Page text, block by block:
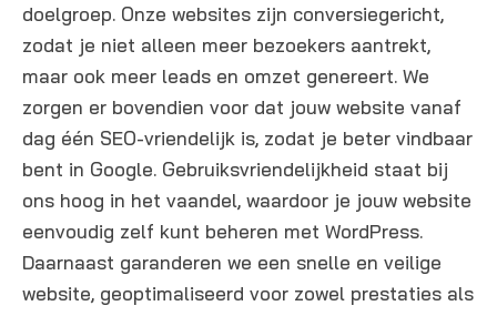
doelgroep. Onze websites zijn conversiegericht,
zodat je niet alleen meer bezoekers aantrekt,
maar ook meer leads en omzet genereert. We
zorgen er bovendien voor dat jouw website vanaf
dag één SEO-vriendelijk is, zodat je beter vindbaar
bent in Google. Gebruiksvriendelijkheid staat bij
ons hoog in het vaandel, waardoor je jouw website
eenvoudig zelf kunt beheren met WordPress.
Daarnaast garanderen we een snelle en veilige
website, geoptimaliseerd voor zowel prestaties als